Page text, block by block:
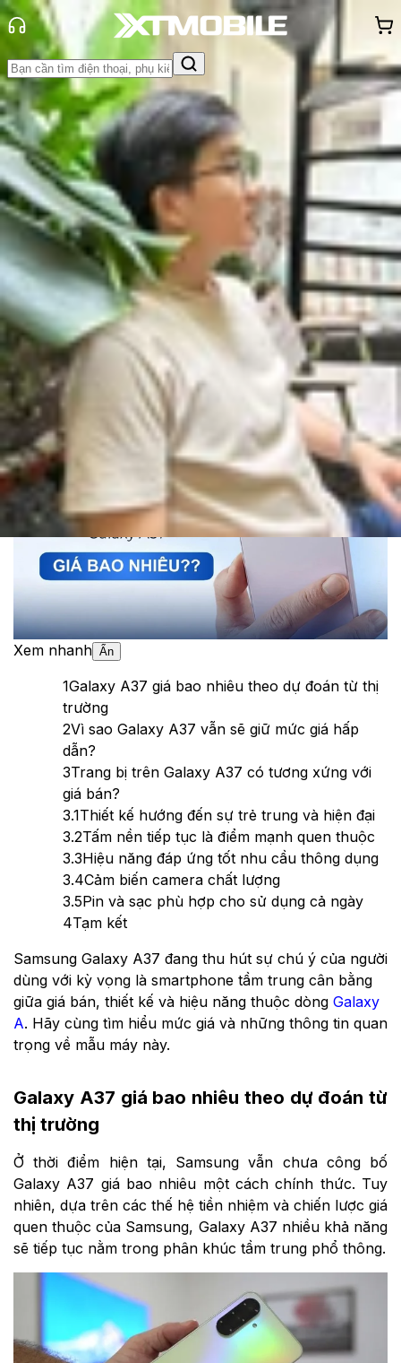
Trang chủ
Tin tức
Tin Mới
Tin MớiĐánh Giá - Trên Tay So SánhTư vấn
mãiThủ thuậtHỏi đápApp - GameThông báoKhách
hàng - Sự kiện
Galaxy A37 giá bao nhiêu? Có
những nâng cấp gì đáng giá?
Vũ Hảo
Ngày đăng:
28/12/2025
Cập nhật:
28/12/2025
Theo dõi XTMobile trên
Xem nhanh Ẩn
1Galaxy A37 giá bao nhiêu theo dự đoán từ thị
trường
2Vì sao Galaxy A37 vẫn sẽ giữ mức giá hấp
dẫn?
3Trang bị trên Galaxy A37 có tương xứng với
giá bán?
3.1Thiết kế hướng đến sự trẻ trung và hiện đại
3.2Tấm nền tiếp tục là điểm mạnh quen thuộc
3.3Hiệu năng đáp ứng tốt nhu cầu thông dụng
3.4Cảm biến camera chất lượng
3.5Pin và sạc phù hợp cho sử dụng cả ngày
4Tạm kết
Samsung Galaxy A37 đang thu hút sự chú ý của người
dùng với kỳ vọng là smartphone tầm trung cân bằng
giữa giá bán, thiết kế và hiệu năng thuộc dòng Galaxy
A. Hãy cùng tìm hiểu mức giá và những thông tin quan
trọng về mẫu máy này.
Galaxy A37 giá bao nhiêu theo dự đoán từ
thị trường
Ở thời điểm hiện tại, Samsung vẫn chưa công bố
Galaxy A37 giá bao nhiêu một cách chính thức. Tuy
nhiên, dựa trên các thế hệ tiền nhiệm và chiến lược giá
quen thuộc của Samsung, Galaxy A37 nhiều khả năng
sẽ tiếp tục nằm trong phân khúc tầm trung phổ thông.